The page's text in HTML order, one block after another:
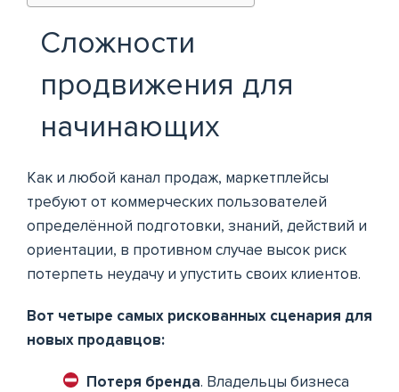
Сложности
продвижения для
начинающих
Как и любой канал продаж, маркетплейсы
требуют от коммерческих пользователей
определённой подготовки, знаний, действий и
ориентации, в противном случае высок риск
потерпеть неудачу и упустить своих клиентов.
Вот четыре самых рискованных сценария для
новых продавцов:
Потеря бренда. Владельцы бизнеса